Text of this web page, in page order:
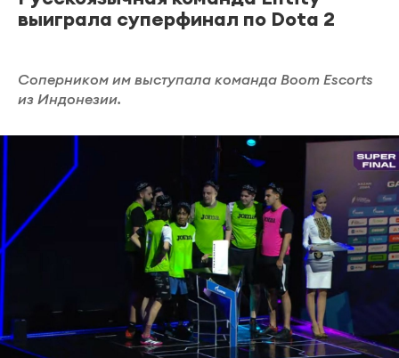
выиграла суперфинал по Dota 2
Соперником им выступала команда Boom Escorts
из Индонезии.